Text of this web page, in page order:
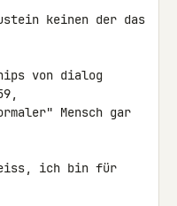
keinen der das
von dialog
Mensch gar
weiss, ich bin für